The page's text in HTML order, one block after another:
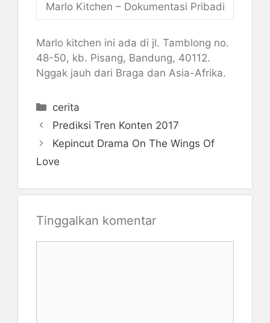
Marlo Kitchen – Dokumentasi Pribadi
Marlo kitchen ini ada di jl. Tamblong no.
48-50, kb. Pisang, Bandung, 40112.
Nggak jauh dari Braga dan Asia-Afrika.
Kategori
cerita
Prediksi Tren Konten 2017
Kepincut Drama On The Wings Of
Love
Tinggalkan komentar